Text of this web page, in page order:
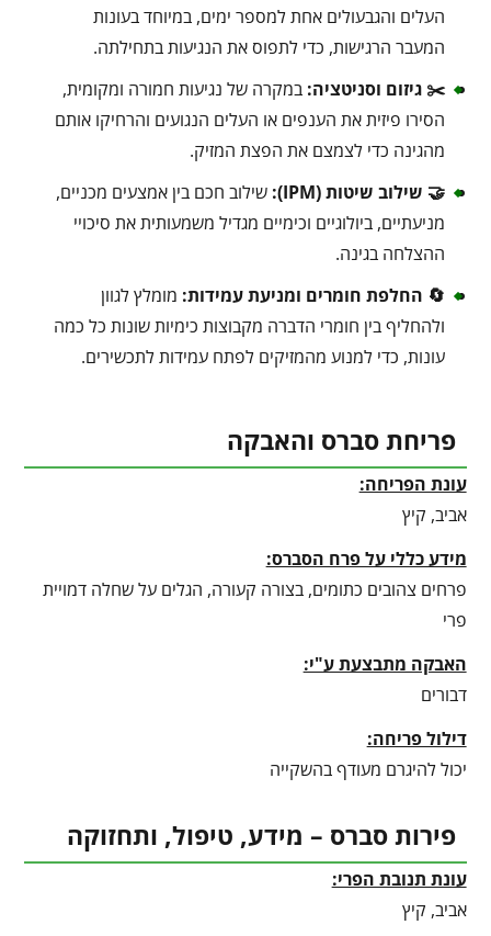
העלים והגבעולים אחת למספר ימים, במיוחד בעונות
המעבר הרגישות, כדי לתפוס את הנגיעות בתחילתה.
✂️ גיזום וסניטציה: במקרה של נגיעות חמורה ומקומית,
הסירו פיזית את הענפים או העלים הנגועים והרחיקו אותם
מהגינה כדי לצמצם את הפצת המזיק.
🤝 שילוב שיטות (IPM):
שילוב חכם בין אמצעים מכניים,
מניעתיים, ביולוגיים וכימיים מגדיל משמעותית את סיכויי
ההצלחה בגינה.
🔄 החלפת חומרים ומניעת עמידות: מומלץ לגוון
ולהחליף בין חומרי הדברה מקבוצות כימיות שונות כל כמה
עונות, כדי למנוע מהמזיקים לפתח עמידות לתכשירים.
פריחת סברס והאבקה
עונת הפריחה:
אביב, קיץ
מידע כללי על פרח הסברס:
פרחים צהובים כתומים, בצורה קעורה, הגלים על שחלה דמויית
פרי
האבקה מתבצעת ע"י:
דבורים
דילול פריחה:
יכול להיגרם מעודף בהשקייה
פירות סברס – מידע, טיפול, ותחזוקה
עונת תנובת הפרי:
אביב, קיץ